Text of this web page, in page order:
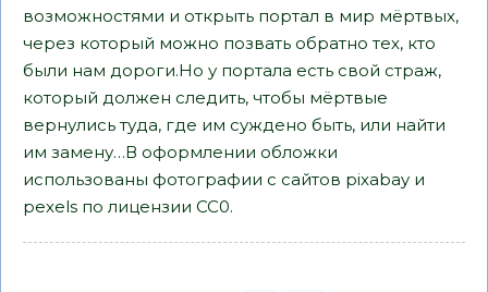
возможностями и открыть портал в мир мёртвых,
через который можно позвать обратно тех, кто
были нам дороги.Но у портала есть свой страж,
который должен следить, чтобы мёртвые
вернулись туда, где им суждено быть, или найти
им замену…В оформлении обложки
использованы фотографии с сайтов pixabay и
pexels по лицензии CC0.